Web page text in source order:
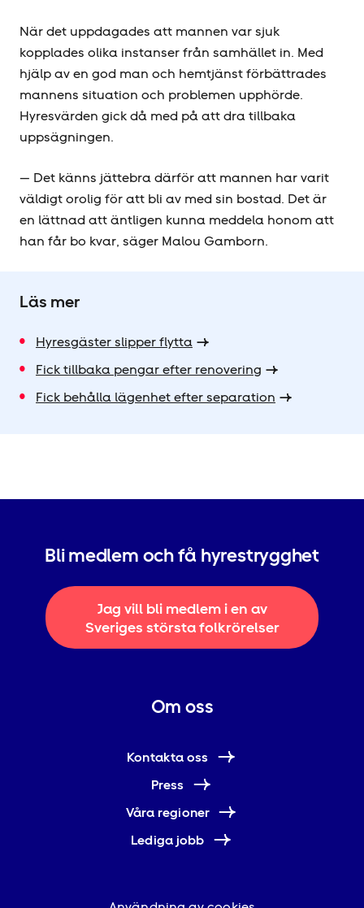
När det uppdagades att mannen var sjuk
kopplades olika instanser från samhället in. Med
hjälp av en god man och hemtjänst förbättrades
mannens situation och problemen upphörde.
Hyresvärden gick då med på att dra tillbaka
uppsägningen.
— Det känns jättebra därför att mannen har varit
väldigt orolig för att bli av med sin bostad. Det är
en lättnad att äntligen kunna meddela honom att
han får bo kvar, säger Malou Gamborn.
Läs mer
Hyresgäster slipper flytta
Fick tillbaka pengar efter renovering
Fick behålla lägenhet efter separation
Bli medlem och få hyrestrygghet
Jag vill bli medlem i en av
Sveriges största folkrörelser
Om oss
Kontakta oss
Press
Våra regioner
Lediga jobb